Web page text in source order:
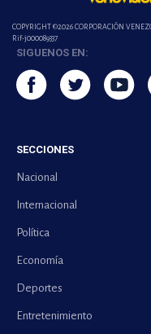
COPYRIGHT ©2026 CORPORACIÓN
Rif-j000089337
SIGUENOS EN:
SECCIONES
Nacional
Internacional
Política
Economía
Deportes
Entretenimiento